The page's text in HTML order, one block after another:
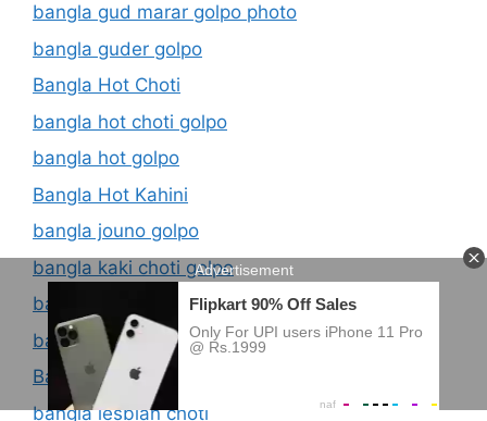
bangla gud marar golpo photo
bangla guder golpo
Bangla Hot Choti
bangla hot choti golpo
bangla hot golpo
Bangla Hot Kahini
bangla jouno golpo
bangla kaki choti golpo
bangla kolkata choti golpo
bangla latest panu golpo
Bangla Lekha Choti Golpo
bangla lesbian choti